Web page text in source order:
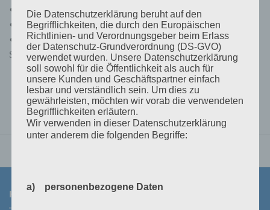
• Kurzschlussschutz.
• Verpolungsschutz für Solarmodule und/oder Batterie
• Aufheben des Befehls Abschalten der Last bei geringer
Spannung
KONTAKT
Die Datenschutzerklärung beruht auf den
Begrifflichkeiten, die durch den Europäischen
Richtlinien- und Verordnungsgeber beim Erlass
der Datenschutz-Grundverordnung (DS-GVO)
verwendet wurden. Unsere Datenschutzerklärung
soll sowohl für die Öffentlichkeit als auch für
unsere Kunden und Geschäftspartner einfach
lesbar und verständlich sein. Um dies zu
gewährleisten, möchten wir vorab die verwendeten
Begrifflichkeiten erläutern.
Wir verwenden in dieser Datenschutzerklärung
unter anderem die folgenden Begriffe:
a) personenbezogene Daten